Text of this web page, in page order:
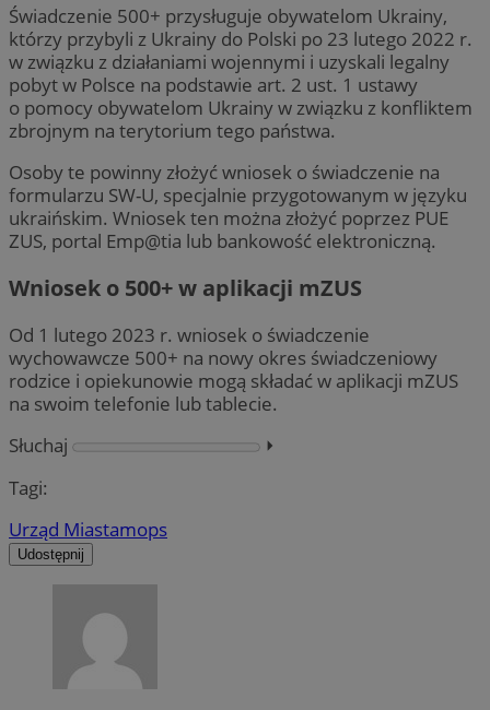
Świadczenie 500+ przysługuje obywatelom Ukrainy,
którzy przybyli z Ukrainy do Polski po 23 lutego 2022 r.
w związku z działaniami wojennymi i uzyskali legalny
pobyt w Polsce na podstawie art. 2 ust. 1 ustawy
o pomocy obywatelom Ukrainy w związku z konfliktem
zbrojnym na terytorium tego państwa.
Osoby te powinny złożyć wniosek o świadczenie na
formularzu SW-U, specjalnie przygotowanym w języku
ukraińskim. Wniosek ten można złożyć poprzez PUE
ZUS, portal Emp@tia lub bankowość elektroniczną.
Wniosek o 500+ w aplikacji mZUS
Od 1 lutego 2023 r. wniosek o świadczenie
wychowawcze 500+ na nowy okres świadczeniowy
rodzice i opiekunowie mogą składać w aplikacji mZUS
na swoim telefonie lub tablecie.
Słuchaj
⏵︎
Tagi:
Urząd Miastamops
Udostępnij